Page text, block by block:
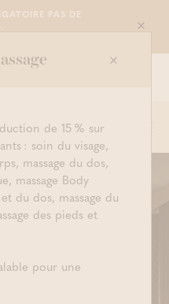
PAS DE
Sluit
SOMMES OUVERTS DE 10H30 À
Commencer à
Connexion
Panier
EST POUR ...
de 15 % sur
: soin du visage,
massage du dos,
massage Body
du dos, massage du
des pieds et
pour une